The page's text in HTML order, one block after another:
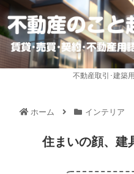
不動産取引･建築
ホーム インテリア
住まいの顔、建